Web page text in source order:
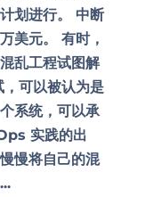
划进行。 中断
美元。 有时，
乱工程试图解
可以被认为是
系统，可以承
实践的出
慢将自己的混